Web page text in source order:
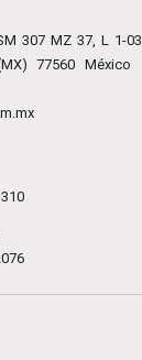
307 MZ 37, L 1-03
77560 México